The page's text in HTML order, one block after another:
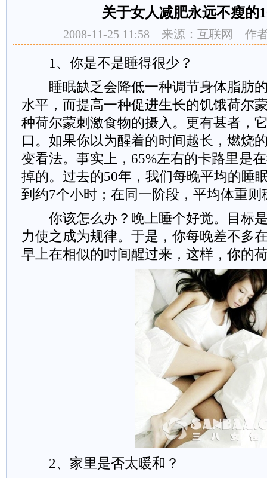
关于女人减肥永远不瘦的
2008-11-25 11:58 来源：互联网
1、你是不是睡得很少？
睡眠缺乏会降低一种调节身体脂肪
水平，而提高一种促进生长的饥饿荷尔
种荷尔蒙刺激食物的摄入。更有甚者，
口。如果你以为醒着的时间越长，燃烧
变看法。事实上，65%左右的卡路里是
掉的。过去的50年，我们每晚平均的睡
到约7个小时；在同一阶段，平均体重则
你该怎么办？晚上睡个好觉。目标是
力使之成为规律。于是，你每晚差不多
早上在相似的时间醒过来，这样，你的
2、家里是否太暖和？